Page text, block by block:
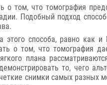
о том, что томография
Подобный подход
этого способа, равно как и
о том, что томография
плана
то, чего
снимки самых разных